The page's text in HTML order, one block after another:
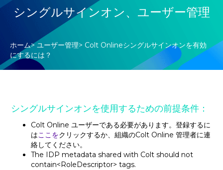
シングルサインオン、 ユーザー管理
ホーム>ユーザー管理> Colt Onlineシングルサインオンを有効
にするには？
シングルサインオンを使用するための前提条件：
Colt Online ユーザーである必要があります。登録するに
はここをクリックするか、組織のColt Online 管理者に連
絡してください。
The IDP metadata shared with Colt should not
contain<RoleDescriptor> tags.